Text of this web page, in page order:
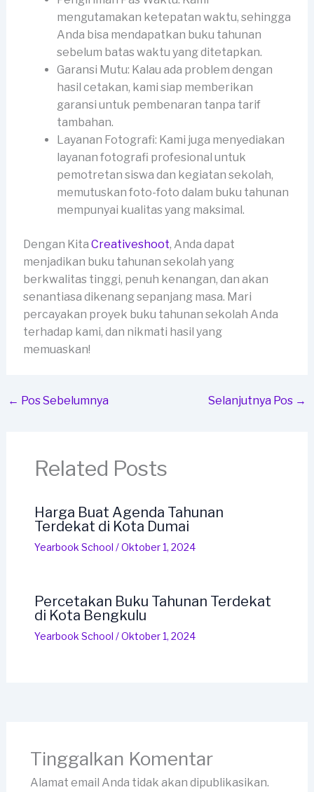
mengutamakan ketepatan waktu, sehingga
Anda bisa mendapatkan buku tahunan
sebelum batas waktu yang ditetapkan.
Garansi Mutu: Kalau ada problem dengan
hasil cetakan, kami siap memberikan
garansi untuk pembenaran tanpa tarif
tambahan.
Layanan Fotografi: Kami juga menyediakan
layanan fotografi profesional untuk
pemotretan siswa dan kegiatan sekolah,
memutuskan foto-foto dalam buku tahunan
mempunyai kualitas yang maksimal.
Dengan Kita Creativeshoot, Anda dapat
menjadikan buku tahunan sekolah yang
berkwalitas tinggi, penuh kenangan, dan akan
senantiasa dikenang sepanjang masa. Mari
percayakan proyek buku tahunan sekolah Anda
terhadap kami, dan nikmati hasil yang
memuaskan!
← Pos Sebelumnya Selanjutnya Pos →
Related Posts
Harga Buat Agenda Tahunan
Terdekat di Kota Dumai
Yearbook School /Oktober 1, 2024
Percetakan Buku Tahunan Terdekat
di Kota Bengkulu
Yearbook School /Oktober 1, 2024
Tinggalkan Komentar
Alamat email Anda tidak akan dipublikasikan.